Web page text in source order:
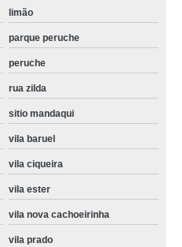
limão
parque peruche
peruche
rua zilda
sitio mandaqui
vila baruel
vila ciqueira
vila ester
vila nova cachoeirinha
vila prado